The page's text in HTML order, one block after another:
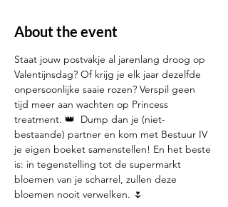
About the event
Staat jouw postvakje al jarenlang droog op
Valentijnsdag? Of krijg je elk jaar dezelfde
onpersoonlijke saaie rozen? Verspil geen
tijd meer aan wachten op Princess
treatment. 👑  Dump dan je (niet-
bestaande) partner en kom met Bestuur IV
je eigen boeket samenstellen! En het beste
is: in tegenstelling tot de supermarkt
bloemen van je scharrel, zullen deze
bloemen nooit verwelken. 🌷